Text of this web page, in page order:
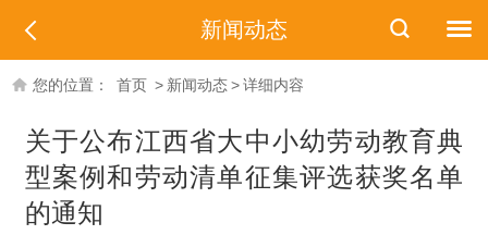
新闻动态
您的位置： 首页 > 新闻动态>详细内容
关于公布江西省大中小幼劳动教育典
型案例和劳动清单征集评选获奖名单
的通知